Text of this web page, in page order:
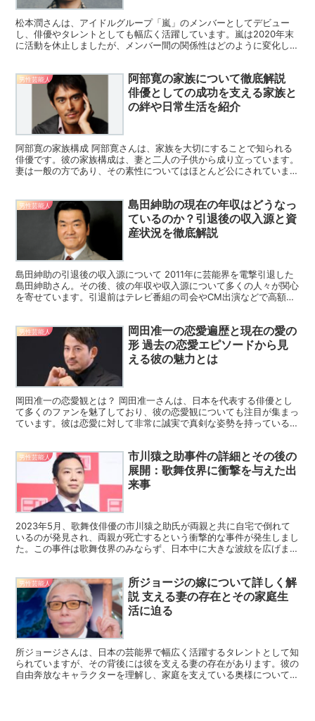
松本潤さんは、アイドルグループ「嵐」のメンバーとしてデビュー
し、俳優やタレントとしても幅広く活躍しています。嵐は2020年末
に活動を休止しましたが、メンバー間の関係性はどのように変化した
男性芸能人
阿部寛の家族について徹底解説
俳優としての成功を支える家族と
の絆や日常生活を紹介
阿部寛の家族構成 阿部寛さんは、家族を大切にすることで知られる
俳優です。彼の家族構成は、妻と二人の子供から成り立っています。
妻は一般の方であり、その素性についてはほとんど公にされていませ
男性芸能人
島田紳助の現在の年収はどうなっ
ているのか？引退後の収入源と資
産状況を徹底解説
島田紳助の引退後の収入源について 2011年に芸能界を電撃引退した
島田紳助さん。その後、彼の年収や収入源について多くの人々が関心
を寄せています。引退前はテレビ番組の司会やCM出演などで高額な
男性芸能人
岡田准一の恋愛遍歴と現在の愛の
形 過去の恋愛エピソードから見
える彼の魅力とは
岡田准一の恋愛観とは？ 岡田准一さんは、日本を代表する俳優とし
て多くのファンを魅了しており、彼の恋愛観についても注目が集まっ
ています。彼は恋愛に対して非常に誠実で真剣な姿勢を持っていると
男性芸能人
市川猿之助事件の詳細とその後の
展開：歌舞伎界に衝撃を与えた出
来事
2023年5月、歌舞伎俳優の市川猿之助氏が両親と共に自宅で倒れて
いるのが発見され、両親が死亡するという衝撃的な事件が発生しまし
た。この事件は歌舞伎界のみならず、日本中に大きな波紋を広げまし
男性芸能人
所ジョージの嫁について詳しく解
説 支える妻の存在とその家庭生
活に迫る
所ジョージさんは、日本の芸能界で幅広く活躍するタレントとして知
られていますが、その背後には彼を支える妻の存在があります。彼の
自由奔放なキャラクターを理解し、家庭を支えている奥様について、